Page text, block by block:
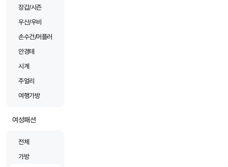
장갑/시즌
우산/우비
손수건/머플러
안경테
시계
주얼리
여행가방
여성패션
전체
가방